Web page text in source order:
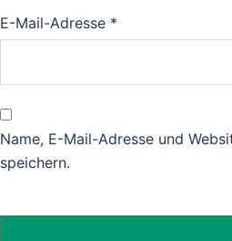
E-Mail-Adresse *
Name, E-Mail-Adresse und
speichern.